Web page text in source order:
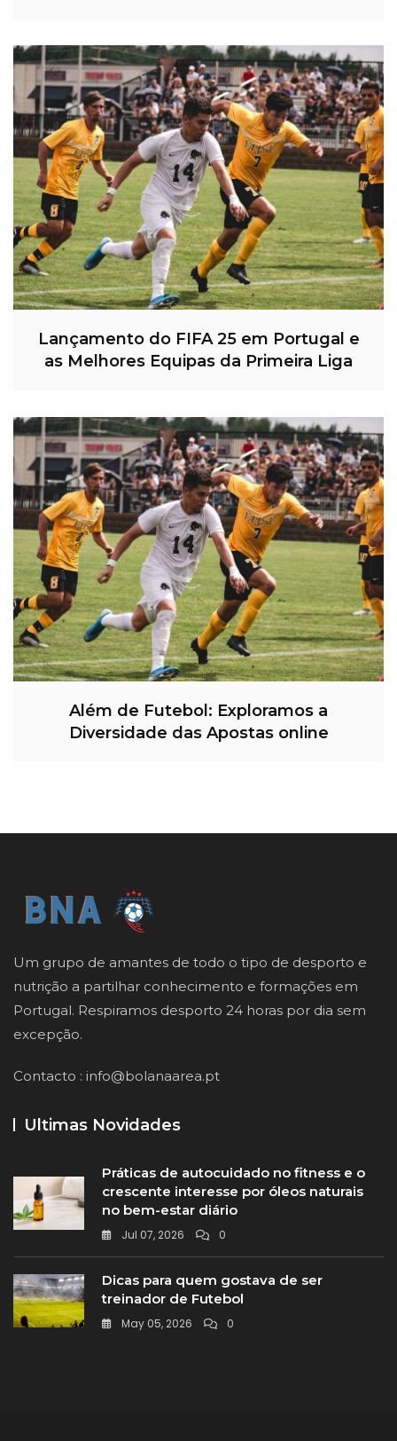
Lançamento do FIFA 25 em Portugal e
as Melhores Equipas da Primeira Liga
Além de Futebol: Exploramos a
Diversidade das Apostas online
Um grupo de amantes de todo o tipo de desporto e
nutrição a partilhar conhecimento e formações em
Portugal. Respiramos desporto 24 horas por dia sem
excepção.
Contacto : info@bolanaarea.pt
Ultimas Novidades
Práticas de autocuidado no fitness e o
crescente interesse por óleos naturais
no bem-estar diário
Jul 07, 2026 0
Dicas para quem gostava de ser
treinador de Futebol
May 05, 2026 0